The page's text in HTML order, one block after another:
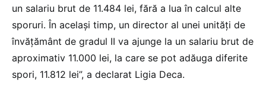
un salariu brut de 11.484 lei, fără a lua în calcul alte
sporuri. În același timp, un director al unei unități de
învățământ de gradul II va ajunge la un salariu brut de
aproximativ 11.000 lei, la care se pot adăuga diferite
spori, 11.812 lei”, a declarat Ligia Deca.